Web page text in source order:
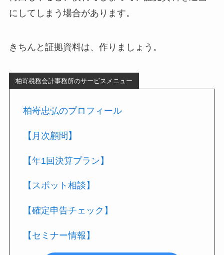
にしてしまう場合があります。
きちんと証拠資料は、作りましょう。
柏嵜税務会計事務所のサービスメニュー
柏嵜忠弘のプロフィール
【月次顧問】
【年1回決算プラン】
【スポット相談】
【確定申告チェック】
【セミナー情報】